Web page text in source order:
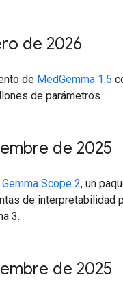
de 2026
de MedGemma 1.5
de parámetros.
de 2025
Gemma Scope 2, un
de interpretabilidad
3.
de 2025